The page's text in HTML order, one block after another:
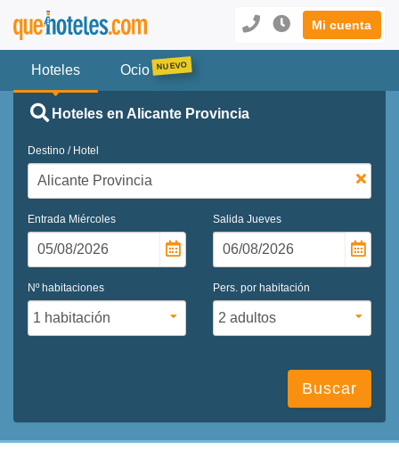
Mi cuenta
Hoteles Ocio
Hoteles en Alicante Provincia
Destino / Hotel
Entrada Miércoles Salida Jueves
Nº habitaciones Pers. por habitación
Buscar